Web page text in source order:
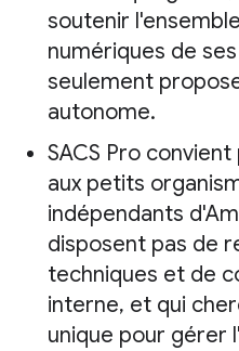
soutenir
numériques de
seulement
autonome.
SACS Pro
aux petits
indépendants
disposent pas de
techniques et de
interne, et qui
unique pour gérer